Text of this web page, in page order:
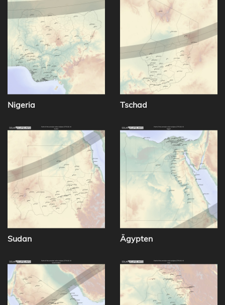
Nigeria Tschad
Sudan Ägypten